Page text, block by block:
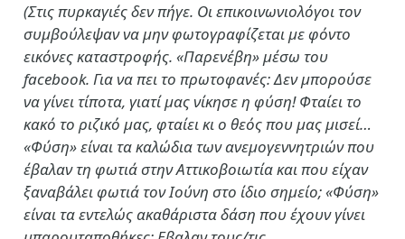
(Στις πυρκαγιές δεν πήγε. Οι επικοινωνιολόγοι τον
συμβούλεψαν να μην φωτογραφίζεται με φόντο
εικόνες καταστροφής. «Παρενέβη» μέσω του
facebook. Για να πει το πρωτοφανές: Δεν μπορούσε
να γίνει τίποτα, γιατί μας νίκησε η φύση! Φταίει το
κακό το ριζικό μας, φταίει κι ο θεός που μας μισεί…
«Φύση» είναι τα καλώδια των ανεμογεννητριών που
έβαλαν τη φωτιά στην Αττικοβοιωτία και που είχαν
ξαναβάλει φωτιά τον Ιούνη στο ίδιο σημείο; «Φύση»
είναι τα εντελώς ακαθάριστα δάση που έχουν γίνει